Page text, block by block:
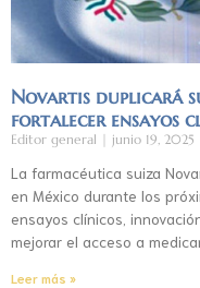
Novartis duplicará
fortalecer ensayos
Editor general junio 19, 2025
La farmacéutica suiza
en México durante los
ensayos clínicos,
mejorar el acceso a
Leer más »